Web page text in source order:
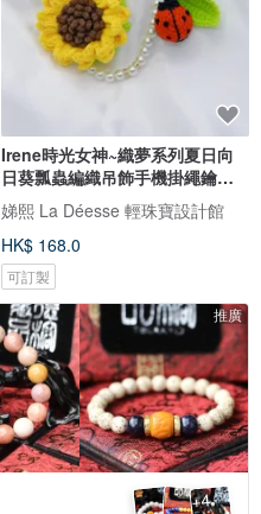
Irene時光女神~織夢系列夏日向
日葵瓢蟲編織吊飾手機掛繩鑰匙
圈
娣熙 La Déesse 輕珠寶設計館
HK$ 168.0
可訂製
推廣
+4